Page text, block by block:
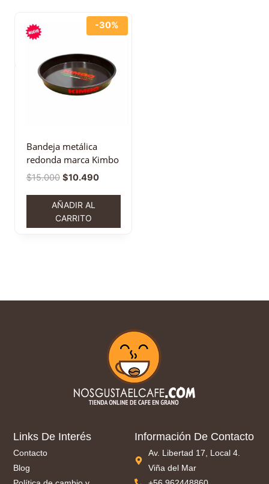
-30%
Bandeja metálica
redonda marca Kimbo
$15.000 $10.490
AÑADIR AL
CARRITO
Links De Interés
Contacto
Blog
Información De Contacto
Av. Libertad 17, Local 4.
Viña del Mar